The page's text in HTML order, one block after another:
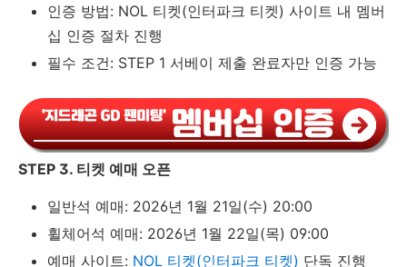
인증 방법: NOL 티켓(인터파크 티켓) 사이트 내 멤버
십 인증 절차 진행
필수 조건: STEP 1 서베이 제출 완료자만 인증 가능
STEP 3. 티켓 예매 오픈
일반석 예매: 2026년 1월 21일(수) 20:00
휠체어석 예매: 2026년 1월 22일(목) 09:00
예매 사이트: NOL 티켓(인터파크 티켓) 단독 진행